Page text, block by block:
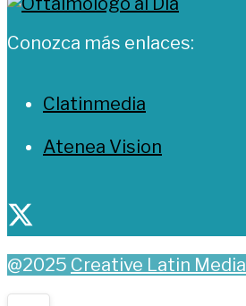
Conozca más enlaces:
Clatinmedia
Atenea Vision
@2025 Creative Latin Media